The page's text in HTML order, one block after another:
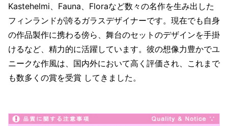
Kastehelmi、Fauna、Floraなど数々の名作を生み出した
フィンランドが誇るガラスデザイナーです。現在でも自身
の作品製作に携わる傍ら、舞台のセットのデザインを手掛
けるなど、精力的に活躍しています。彼の想像力豊かでユ
ニークな作風は、国内外において高く評価され、これまで
も数多くの賞を受賞 してきました。